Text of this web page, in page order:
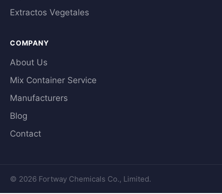
Extractos Vegetales
COMPANY
About Us
Mix Container Service
Manufacturers
Blog
Contact
© 2026 Fortway Chemicals Co., Limited.